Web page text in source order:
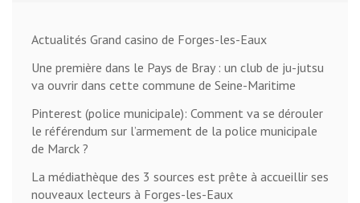
Actualités Grand casino de Forges-les-Eaux
Une première dans le Pays de Bray : un club de ju-jutsu
va ouvrir dans cette commune de Seine-Maritime
Pinterest (police municipale): Comment va se dérouler
le référendum sur l’armement de la police municipale
de Marck ?
La médiathèque des 3 sources est prête à accueillir ses
nouveaux lecteurs à Forges-les-Eaux